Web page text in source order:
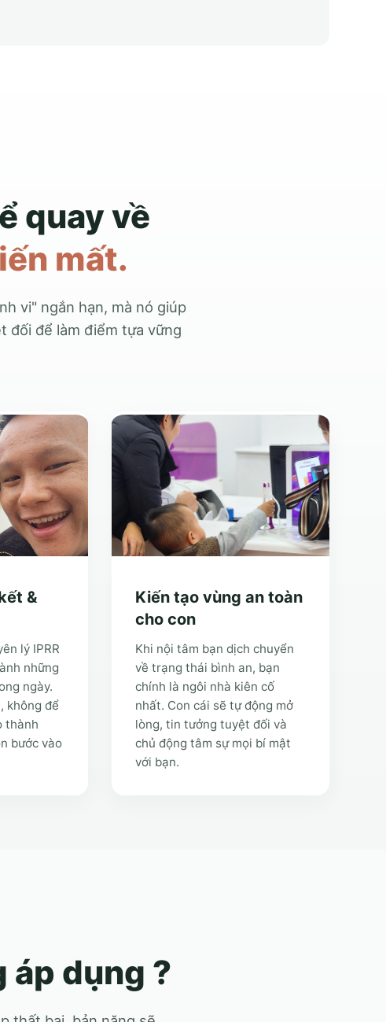
quay về
mất.
vi" ngắn hạn, mà nó giúp
đối để làm điểm tựa vững
&
lý IPRR
những
ngày.
không để
thành
bước vào
Kiến tạo vùng an toàn
cho con
Khi nội tâm bạn dịch chuyển
về trạng thái bình an, bạn
chính là ngôi nhà kiên cố
nhất. Con cái sẽ tự động mở
lòng, tin tưởng tuyệt đối và
chủ động tâm sự mọi bí mật
với bạn.
áp dụng ?